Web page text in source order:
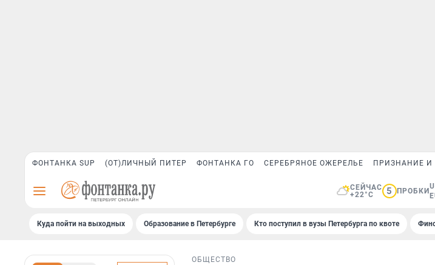
ФОНТАНКА SUP (ОТ)ЛИЧНЫЙ ПИТЕР ФОНТАНКА ГО СЕРЕБРЯНОЕ ОЖЕРЕЛЬЕ ПРИЗНАНИЕ И
СЕЙЧАС
+22°C
5 ПРОБКИ
Куда пойти на выходных Образование в Петербурге Кто поступил в вузы Петербурга по квоте
ОБЩЕСТВО